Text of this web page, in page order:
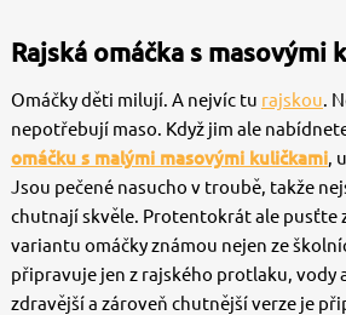
Rajská omáčka s masovými
Omáčky děti milují. A nejvíc tu rajskou.
nepotřebují maso. Když jim ale
omáčku s malými masovými kuličkami,
Jsou pečené nasucho v troubě, takže
chutnají skvěle. Protentokrát ale pusťte
variantu omáčky známou nejen ze
připravuje jen z rajského protlaku, vody
zdravější a zároveň chutnější verze je